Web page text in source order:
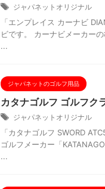
ジャパネットオリジナル
「エンプレイス カーナビ
ビです。 カーナビメーカー
...
ジャパネットのゴルフ用品
カタナゴルフ ゴルフク
ジャパネットオリジナル
「カタナゴルフ SWORD
ゴルフメーカー「
...